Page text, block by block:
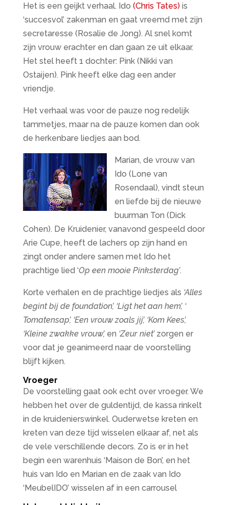
Het is een geijkt verhaal. Ido (Chris Tates)is
‘succesvol’ zakenman en gaat vreemd met zijn
secretaresse (Rosalie de Jong). Al snel komt
zijn vrouw erachter en dan gaan ze uit elkaar.
Het stel heeft 1 dochter: Pink (Nikki van
Ostaijen). Pink heeft elke dag een ander
vriendje.
Het verhaal was voor de pauze nog redelijk
tammetjes, maar na de pauze komen dan ook
de herkenbare liedjes aan bod.
Marian, de vrouw van
Ido (Lone van
Rosendaal), vindt steun
en liefde bij de nieuwe
buurman Ton (Dick
Cohen). De Kruidenier, vanavond gespeeld door
Arie Cupe, heeft de lachers op zijn hand en
zingt onder andere samen met Ido het
prachtige lied ‘Op een mooie Pinksterdag’.
Korte verhalen en de prachtige liedjes als ‘Alles
begint bij de foundation’, ‘Ligt het aan hem’, ‘
Tomatensap’, ‘Een vrouw zoals jij’, ‘Kom Kees’,
‘Kleine zwakke vrouw’, en ‘Zeur niet’ zorgen er
voor dat je geanimeerd naar de voorstelling
blijft kijken.
Vroeger
De voorstelling gaat ook echt over vroeger. We
hebben het over de guldentijd, de kassa rinkelt
in de kruidenierswinkel. Ouderwetse kreten en
kreten van deze tijd wisselen elkaar af, net als
de vele verschillende decors. Zo is er in het
begin een warenhuis ‘Maison de Bon’, en het
huis van Ido en Marian en de zaak van Ido
‘MeubelIDO’ wisselen af in een carrousel